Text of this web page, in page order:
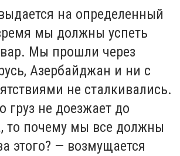
на определенный
мы должны успеть
Мы прошли через
Азербайджан и ни с
не сталкивались.
груз не доезжает до
то почему мы все должны
этого? — возмущается